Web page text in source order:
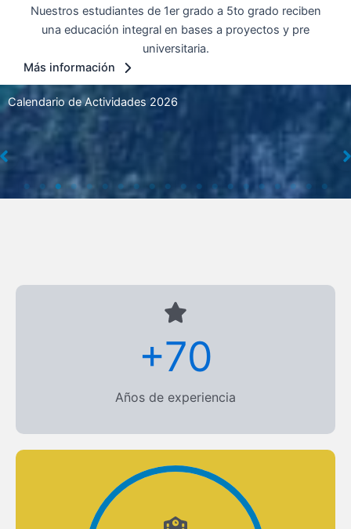
Nuestros estudiantes de 1er grado a 5to grado reciben
una educación integral en bases a proyectos y pre
universitaria.
Más información
Calendario de Actividades 2026
+70
Años de experiencia